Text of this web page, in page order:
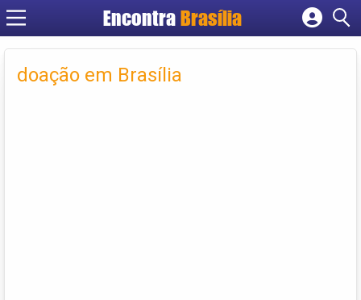
EncontraBrasília
Cadastrar empresa
Criar conta
doação em Brasília